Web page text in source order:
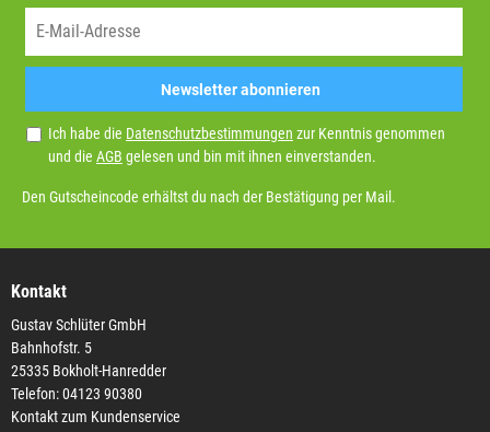
Newsletter abonnieren
Ich habe die Datenschutzbestimmungen zur Kenntnis genommen
und die AGB gelesen und bin mit ihnen einverstanden.
Den Gutscheincode erhältst du nach der Bestätigung per Mail.
Kontakt
Gustav Schlüter GmbH
Bahnhofstr. 5
25335 Bokholt-Hanredder
Telefon: 04123 90380
Kontakt zum Kundenservice